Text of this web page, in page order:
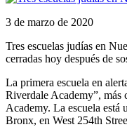
3 de marzo de 2020
Tres escuelas judías en
cerradas hoy después de
La primera escuela en
Riverdale Academy”, más
Academy. La escuela está
Bronx, en West 254th